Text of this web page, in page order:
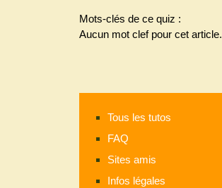
Mots-clés de ce quiz :
Aucun mot clef pour cet article.
Tous les tutos
FAQ
Sites amis
Infos légales